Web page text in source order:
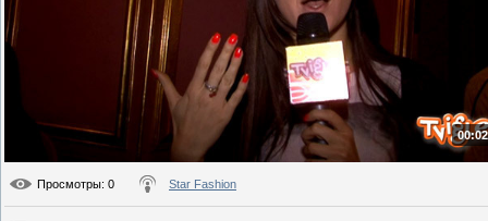
Просмотры: 0 Star Fashion